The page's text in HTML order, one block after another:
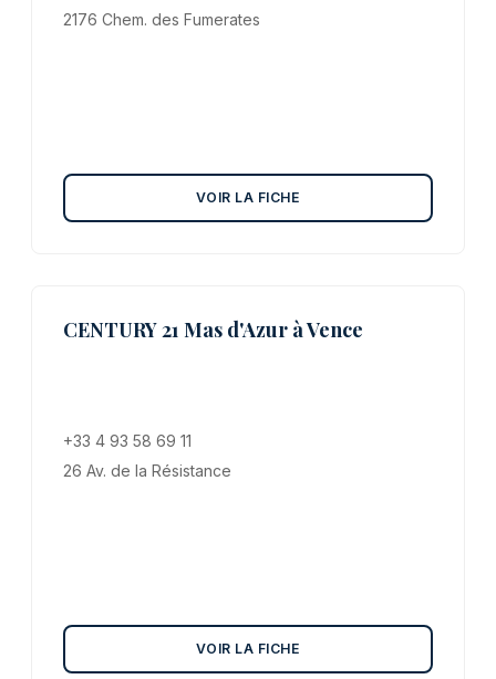
2176 Chem. des Fumerates
VOIR LA FICHE
CENTURY 21 Mas d'Azur à Vence
+33 4 93 58 69 11
26 Av. de la Résistance
VOIR LA FICHE